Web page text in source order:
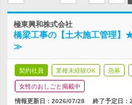
極東興和株式会社
橋梁工事の【土木施工管理
≫
契約社員 業種未経験OK 急募
女性のおしごと掲載中
情報更新日：2026/07/28 終了予定日：